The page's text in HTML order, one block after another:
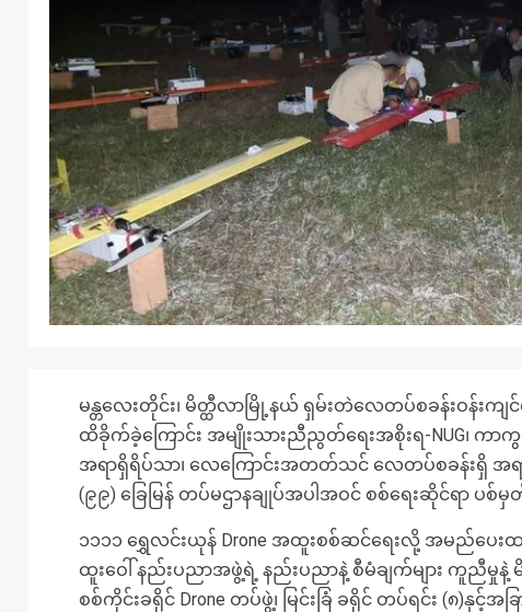
မန္တလေးတိုင်း၊ မိတ္ထီလာမြို့နယ် ရှမ်းတဲလေတပ်စခန်းဝန်း
ထိခိုက်ခဲ့ကြောင်း အမျိုးသားညီညွတ်ရေးအစိုးရ-NUG၊
အရာရှိရိပ်သာ၊ လေကြောင်းအတတ်သင် လေတပ်စခန်းရှိ အရာ
(၉၉) ခြေမြန် တပ်မဌာနချုပ်အပါအဝင် စစ်ရေးဆိုင်ရာ
၁၁၁၁ ရွှေလင်းယုန် Drone အထူးစစ်ဆင်ရေးလို့ အမည်ပေး
ထူးဝေါ် နည်းပညာအဖွဲ့ရဲ့ နည်းပညာနဲ့ စီမံချက်များ ကူညီမှုနဲ့
စစ်ကိုင်းခရိုင် Drone တပ်ဖွဲ့၊ မြင်းခြံ ခရိုင် တပ်ရင်း (၈)နှ